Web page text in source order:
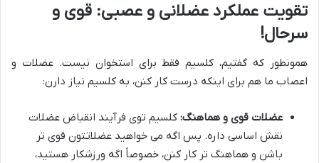
تقویت عملکرد عضلانی و عصبی: قوی و
سرحال!
همونطور که گفتیم، کلسیم فقط برای استخوان نیست. عضلات و
اعصاب ما هم برای اینکه درست کار کنن، به کلسیم نیاز دارن:
عضلات قوی و هماهنگ: کلسیم توی فرآیند انقباض عضلات
نقش اساسی داره. پس اگه می خواهید عضلاتتون قوی تر
باشن و هماهنگ تر کار کنن، خصوصاً اگه ورزشکار هستید،